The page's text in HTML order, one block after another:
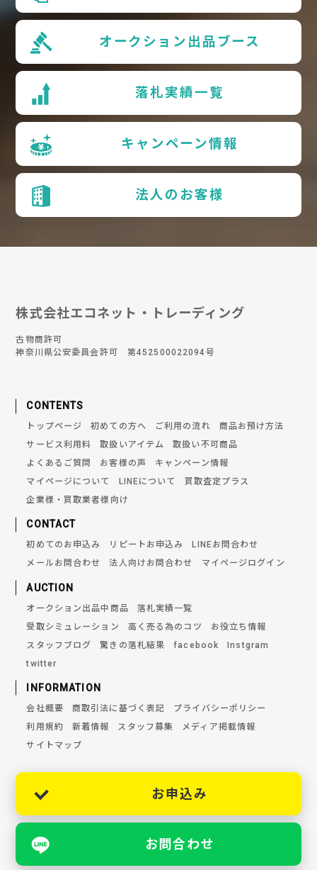
オークション出品ブース
落札実績一覧
キャンペーン情報
法人のお客様
株式会社エコネット・トレーディング
古物商許可
神奈川県公安委員会許可 第452500022094号
CONTENTS
トップページ 初めての方へ ご利用の流れ
商品お預け方法
サービス利用料
取扱いアイテム
取扱い不可商品
よくあるご質問
お客様の声
キャンペーン情報
マイページについて
LINEについて
買取査定プラス
企業様・買取業者様向け
CONTACT
初めてのお申込み リピートお申込み
LINEお問合わせ
メールお問合わせ
法人向けお問合わせ マイページログイン
AUCTION
オークション出品中商品
落札実績一覧
受取シミュレーション
高く売る為のコツ
お役立ち情報
スタッフブログ
驚きの落札結果 facebook
Instgram
twitter
INFORMATION
会社概要 商取引法に基づく表記
プライバシーポリシー
利用規約
新着情報 スタッフ募集
メディア掲載情報
サイトマップ
お申込み
お問合わせ